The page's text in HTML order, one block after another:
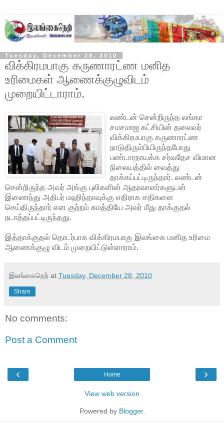
Tuesday, December 28, 2010
விக்கிரமபாகு கருணாரட்ண மனித
உரிமைகள் ஆணைக்குழுவிடம்
முறையிட்டாராம்.
லண்டன் சென்றிருந்த லங்கா
சமசமாஜ கட்சியின் தலைவர்
விக்கிரமபாகு கருணாரட்ண
நாடுதிரும்பியிருந்தபோது
பண்டாரநாயக்க சர்வதேச விமான
நிலையத்தில் வைத்து
தாக்கப்பட்டிருந்தார். லண்டன்
சென்றிருந்த அவர் அங்கு புலிகளின் ஆதரவாளர்களுடன்
இணைந்து அதிபர் மஹிந்தாவுக்கு எதிராக சதிகளை
செய்திருந்தார் என குற்றம் சுமத்தியே அவர் மீது தாக்குதல்
நடாத்தப்பட்டிருந்தது.
இத்தாக்குதல் தொடர்பாக விக்கிரமபாகு இலங்கை மனித உரிமை
ஆணைக்குழு விடம் முறையிட்டுள்ளாராம்.
இலங்கைநெற் at Tuesday, December 28, 2010
Share
No comments:
Post a Comment
‹ ›
Home
View web version
Powered by Blogger.